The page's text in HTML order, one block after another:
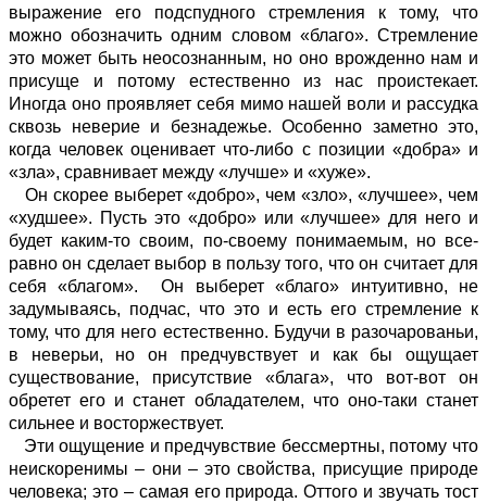
выражение его подспудного стремления к тому, что
можно обозначить одним словом «благо». Стремление
это может быть неосознанным, но оно врожденно нам и
присуще и потому естественно из нас проистекает.
Иногда оно проявляет себя мимо нашей воли и рассудка
сквозь неверие и безнадежье. Особенно заметно это,
когда человек оценивает что-либо с позиции «добра» и
«зла», сравнивает между «лучше» и «хуже».
Он скорее выберет «добро», чем «зло», «лучшее», чем
«худшее». Пусть это «добро» или «лучшее» для него и
будет каким-то своим, по-своему понимаемым, но все-
равно он сделает выбор в пользу того, что он считает для
себя «благом». Он выберет «благо» интуитивно, не
задумываясь, подчас, что это и есть его стремление к
тому, что для него естественно. Будучи в разочарованьи,
в неверьи, но он предчувствует и как бы ощущает
существование, присутствие «блага», что вот-вот он
обретет его и станет обладателем, что оно-таки станет
сильнее и восторжествует.
Эти ощущение и предчувствие бессмертны, потому что
неискоренимы – они – это свойства, присущие природе
человека; это – самая его природа. Оттого и звучать тост